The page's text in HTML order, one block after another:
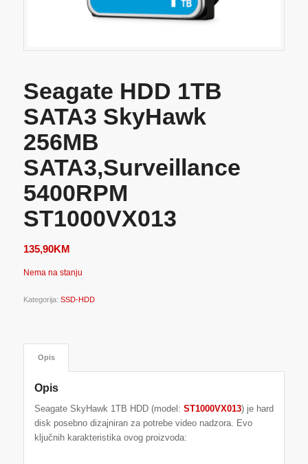
Seagate HDD 1TB
SATA3 SkyHawk
256MB
SATA3,Surveillance
5400RPM
ST1000VX013
135,90KM
Nema na stanju
Kategorija: SSD-HDD
Opis
Opis
Seagate SkyHawk 1TB HDD (model: ST1000VX013) je hard
disk posebno dizajniran za potrebe video nadzora. Evo
ključnih karakteristika ovog proizvoda: